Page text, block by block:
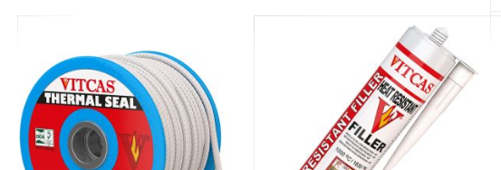
temperaturas
Cuerdas
térmicas
resistentes
Añadir al carrito